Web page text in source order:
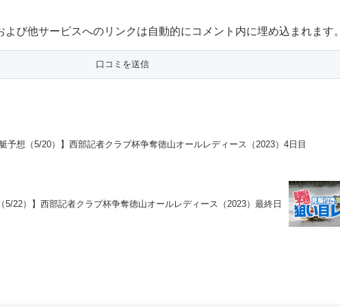
び他サービスへのリンクは自動的にコメント内に埋め込まれます。
艇予想（5/20）】西部記者クラブ杯争奪徳山オールレディース（2023）4日目
5/22）】西部記者クラブ杯争奪徳山オールレディース（2023）最終日